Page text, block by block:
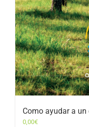
Como ayudar a
0,00€